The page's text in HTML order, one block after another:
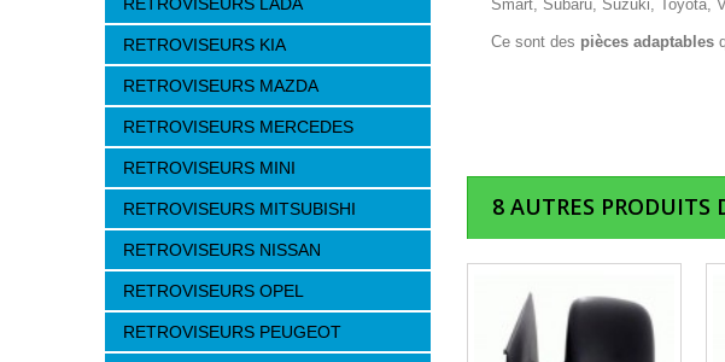
RETROVISEURS KIA
RETROVISEURS MAZDA
RETROVISEURS MERCEDES
RETROVISEURS MINI
RETROVISEURS MITSUBISHI
RETROVISEURS NISSAN
RETROVISEURS OPEL
RETROVISEURS PEUGEOT
Smart, Subaru, Suzuki, Toyota,
Ce sont des pièces adaptables
8 AUTRES PRODUITS